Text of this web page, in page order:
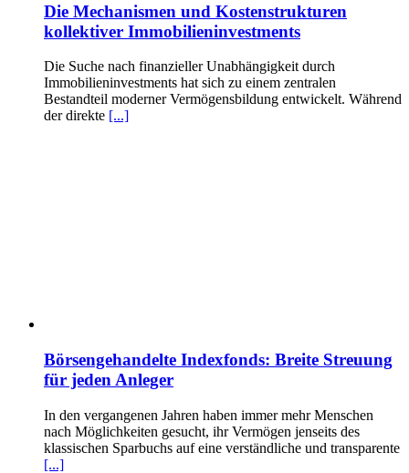
Die Mechanismen und Kostenstrukturen
kollektiver Immobilieninvestments
Die Suche nach finanzieller Unabhängigkeit durch
Immobilieninvestments hat sich zu einem zentralen
Bestandteil moderner Vermögensbildung entwickelt. Während
der direkte [...]
Börsengehandelte Indexfonds: Breite Streuung
für jeden Anleger
In den vergangenen Jahren haben immer mehr Menschen
nach Möglichkeiten gesucht, ihr Vermögen jenseits des
klassischen Sparbuchs auf eine verständliche und transparente
[...]